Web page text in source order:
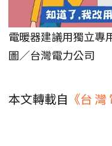
電暖器建議用獨立專
圖／台灣電力公司
本文轉載自 《台 灣